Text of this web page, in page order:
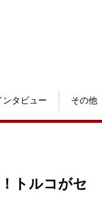
ンタビュー その他
トルコがセ